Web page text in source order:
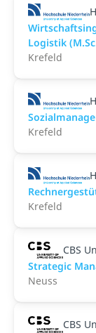
Logistik
Krefeld
Krefeld
Krefeld
CBS
Strategic
Neuss
CBS